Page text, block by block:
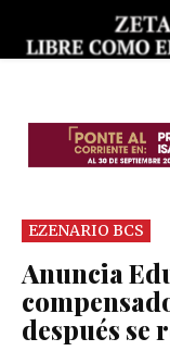
EZENARIO BCS
Anuncia
después se